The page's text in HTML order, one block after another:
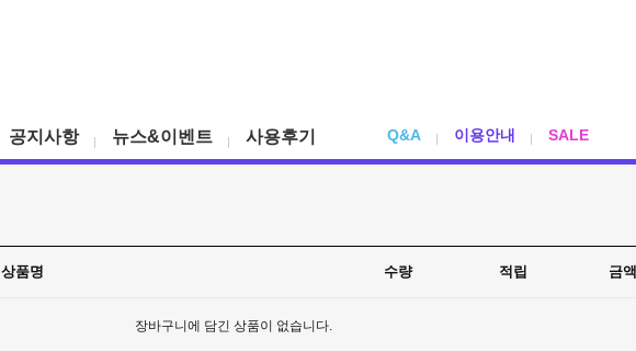
공지사항 뉴스&이벤트 사용후기 Q&A 이용안내 SALE
상품명 수량 적립 금액
장바구니에 담긴 상품이 없습니다.